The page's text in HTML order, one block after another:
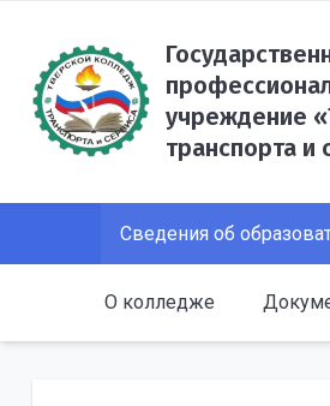
учреждение
транспорта и
Сведения об
О колледже